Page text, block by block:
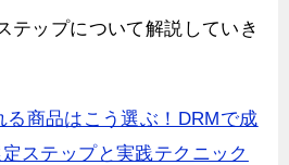
テップについて解説していき
る商品はこう選ぶ！DRMで成
ステップと実践テクニック